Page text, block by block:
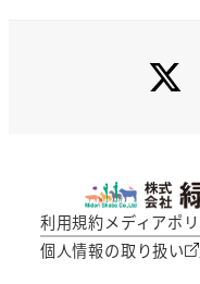
利用規約メディアポ
個人情報の取り扱い